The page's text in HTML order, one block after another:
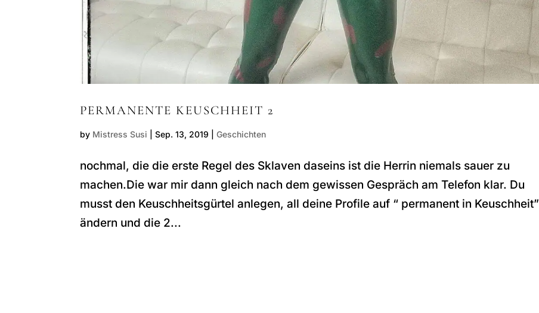
PERMANENTE KEUSCHHEIT 2
by Mistress Susi |Sep. 13, 2019 |Geschichten
nochmal, die die erste Regel des Sklaven daseins ist die Herrin niemals sauer zu
machen.Die war mir dann gleich nach dem gewissen Gespräch am Telefon klar. Du
musst den Keuschheitsgürtel anlegen, all deine Profile auf “ permanent in Keuschheit”
ändern und die 2...